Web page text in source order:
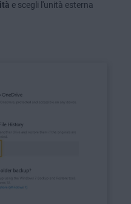
e scegli l'unità esterna